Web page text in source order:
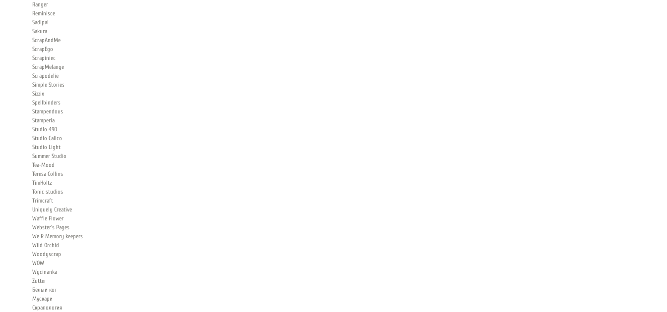
Ranger
Reminisce
Sadipal
Sakura
ScrapAndMe
ScrapEgo
Scrapiniec
ScrapMelange
Scrapodelie
Simple Stories
Sizzix
Spellbinders
Stampendous
Stamperia
Studio 490
Studio Calico
Studio Light
Summer Studio
Tea-Mood
Teresa Collins
TimHoltz
Tonic studios
Trimcraft
Uniquely Creative
Waffle Flower
Webster's Pages
We R Memory keepers
Wild Orchid
Woodyscrap
WOW
Wycinanka
Zutter
Белый кот
Мускари
Скрапология